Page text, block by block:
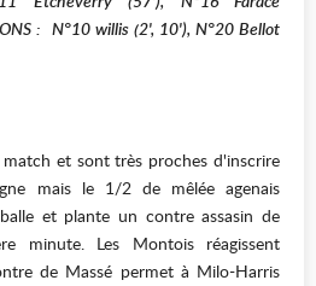
: N°10 willis (2', 10'), N°20 Bellot
et sont très proches d'inscrire
mais le 1/2 de mêlée agenais
et plante un contre assasin de
minute. Les Montois réagissent
de Massé permet à Milo-Harris